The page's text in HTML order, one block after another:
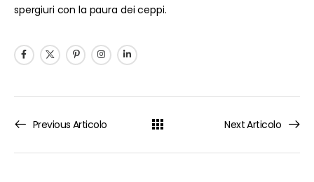
spergiuri con la paura dei ceppi.
Previous Articolo Next Articolo